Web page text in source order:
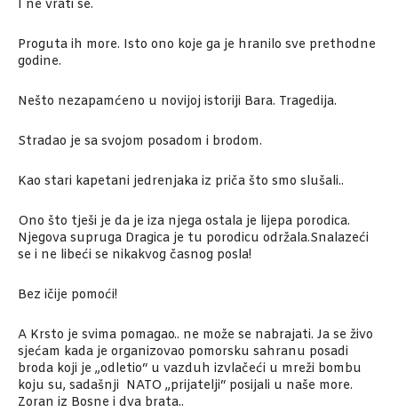
I ne vrati se.
Proguta ih more. Isto ono koje ga je hranilo sve prethodne
godine.
Nešto nezapamćeno u novijoj istoriji Bara. Tragedija.
Stradao je sa svojom posadom i brodom.
Kao stari kapetani jedrenjaka iz priča što smo slušali..
Ono što tješi je da je iza njega ostala je lijepa porodica.
Njegova supruga Dragica je tu porodicu održala.Snalazeći
se i ne libeći se nikakvog časnog posla!
Bez ičije pomoći!
A Krsto je svima pomagao.. ne može se nabrajati. Ja se živo
sjećam kada je organizovao pomorsku sahranu posadi
broda koji je „odletio“ u vazduh izvlačeći u mreži bombu
koju su, sadašnji NATO „prijatelji“ posijali u naše more.
Zoran iz Bosne i dva brata..